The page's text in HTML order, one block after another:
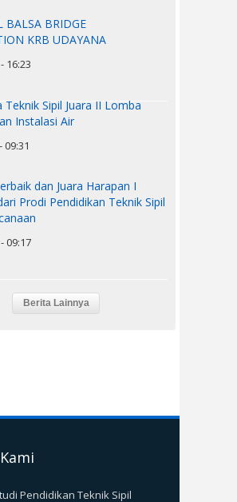
BALSA BRIDGE
KRB UDAYANA
16:23
Teknik Sipil Juara II Lomba
Instalasi Air
09:31
dan Juara Harapan I
Prodi Pendidikan Teknik Sipil
09:17
Pendidikan Teknik Sipil